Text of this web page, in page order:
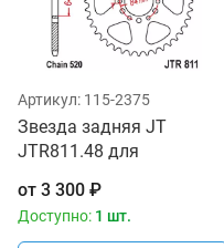
Артикул: 115-2375
Звезда задняя JT
JTR811.48 для
от 3 300 ₽
Доступно: 1 шт.